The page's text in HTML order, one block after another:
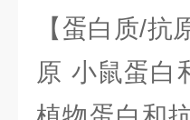
【蛋白质/
原 小鼠蛋白